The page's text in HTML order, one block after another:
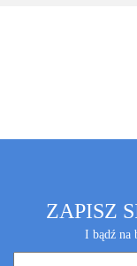
ZAPISZ
I bądź na